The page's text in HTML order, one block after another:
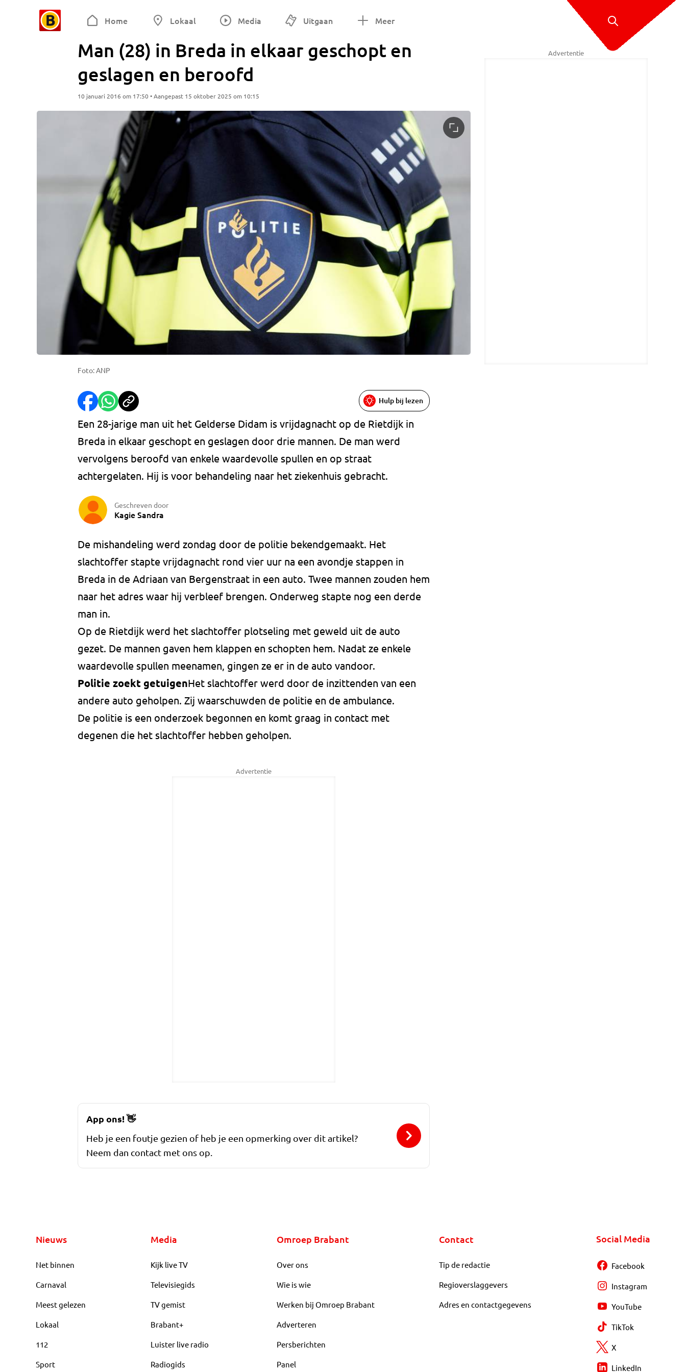
Home Lokaal Media Uitgaan Meer
Man (28) in Breda in elkaar geschopt en
geslagen en beroofd
10 januari 2016 om 17:50 • Aangepast 15 oktober 2025 om 10:15
Foto: ANP
Hulp bij lezen
Een 28-jarige man uit het Gelderse Didam is vrijdagnacht op de Rietdijk in
Breda in elkaar geschopt en geslagen door drie mannen. De man werd
vervolgens beroofd van enkele waardevolle spullen en op straat
achtergelaten. Hij is voor behandeling naar het ziekenhuis gebracht.
Geschreven door
Kagie Sandra
De mishandeling werd zondag door de politie bekendgemaakt. Het
slachtoffer stapte vrijdagnacht rond vier uur na een avondje stappen in
Breda in de Adriaan van Bergenstraat in een auto. Twee mannen zouden hem
naar het adres waar hij verbleef brengen. Onderweg stapte nog een derde
man in.
Op de Rietdijk werd het slachtoffer plotseling met geweld uit de auto
gezet. De mannen gaven hem klappen en schopten hem. Nadat ze enkele
waardevolle spullen meenamen, gingen ze er in de auto vandoor.
Politie zoekt getuigenHet slachtoffer werd door de inzittenden van een
andere auto geholpen. Zij waarschuwden de politie en de ambulance.
De politie is een onderzoek begonnen en komt graag in contact met
degenen die het slachtoffer hebben geholpen.
Advertentie
Advertentie
App ons!👋
Heb je een foutje gezien of heb je een opmerking over dit artikel?
Neem dan contact met ons op.
Nieuws
Net binnen
Carnaval
Meest gelezen
Lokaal
112
Sport
Media
Kijk live TV
Televisiegids
TV gemist
Brabant+
Luister live radio
Radiogids
Omroep Brabant
Over ons
Wie is wie
Werken bij Omroep Brabant
Adverteren
Persberichten
Panel
Contact
Tip de redactie
Regioverslaggevers
Adres en contactgegevens
Social Media
Facebook
Instagram
YouTube
TikTok
X
LinkedIn